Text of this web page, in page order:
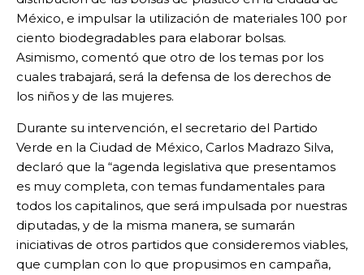
México, e impulsar la utilización de materiales 100 por
ciento biodegradables para elaborar bolsas.
Asimismo, comentó que otro de los temas por los
cuales trabajará, será la defensa de los derechos de
los niños y de las mujeres.
Durante su intervención, el secretario del Partido
Verde en la Ciudad de México, Carlos Madrazo Silva,
declaró que la “agenda legislativa que presentamos
es muy completa, con temas fundamentales para
todos los capitalinos, que será impulsada por nuestras
diputadas, y de la misma manera, se sumarán
iniciativas de otros partidos que consideremos viables,
que cumplan con lo que propusimos en campaña,